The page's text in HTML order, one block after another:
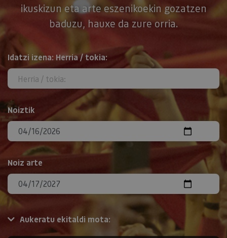
ikuskizun eta arte eszenikoekin gozatzen
baduzu, hauxe da zure orria.
BILATU
Idatzi izena: Herria / tokia:
Noiztik
Noiz arte
Aukeratu ekitaldi mota: